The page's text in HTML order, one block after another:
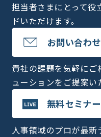
担当者さまにとって役
ドいただけます。
お問い合わせ
貴社の課題を気軽にご
ューションをご提案い
無料セミナ
人事領域のプロが最